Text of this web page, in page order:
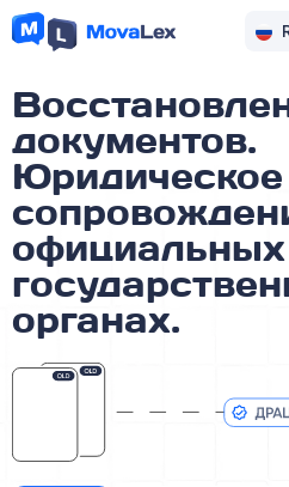
документов.
Юридическое
официальных
органах.